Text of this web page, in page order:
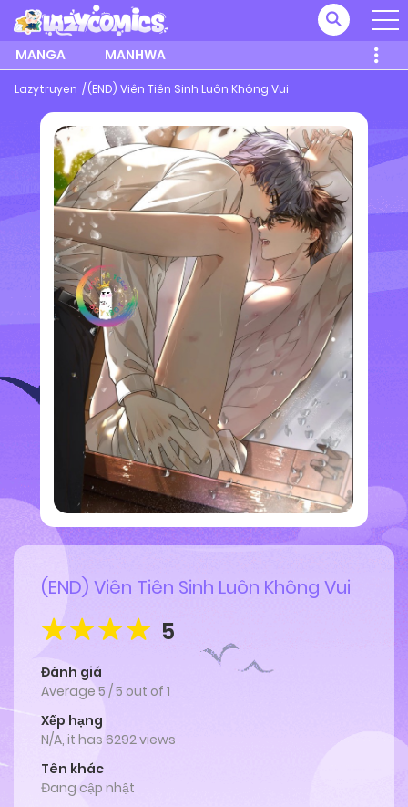
MANGA MANHWA
Lazytruyen (END) Viên Tiên Sinh Luôn Không Vui
(END) Viên Tiên Sinh Luôn Không Vui
5
Đánh giá
Average 5 /5 out of 1
Xếp hạng
N/A, it has 6292 views
Tên khác
Đang cập nhật